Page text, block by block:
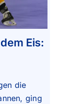
Eis:
die
ging